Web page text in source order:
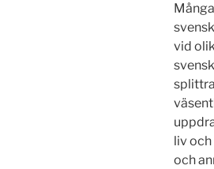
vid
liv
och